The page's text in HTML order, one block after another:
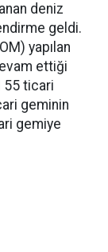
deniz
geldi.
yapılan
ettiği
55 ticari
geminin
gemiye